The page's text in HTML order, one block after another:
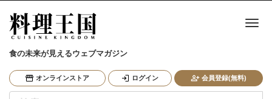
食の未来が見えるウェブマガジン
オンラインストア ログイン 会員登録(無料)
ナ